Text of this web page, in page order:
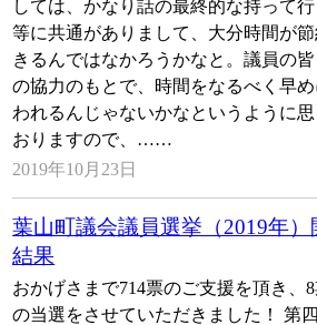
しては、かなり話の最終的な持って
等に共通がありまして、大分時間が
きるんではなかろうかなと。議員の
の協力のもとで、時間をなるべく早
われるんじゃないかなというように思
おりますので、……
2019年10月23日
葉山町議会議員選挙（2019年）
結果
おかげさまで714票のご支援を頂き、8
の当選をさせていただきました！ 第